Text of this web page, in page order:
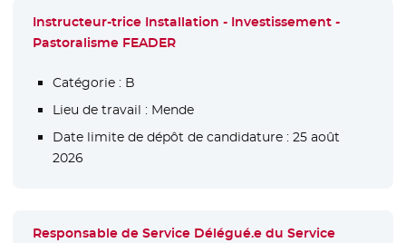
Instructeur-trice Installation - Investissement -
Pastoralisme FEADER
Catégorie : B
Lieu de travail : Mende
Date limite de dépôt de candidature : 25 août
2026
Responsable de Service Délégué.e du Service